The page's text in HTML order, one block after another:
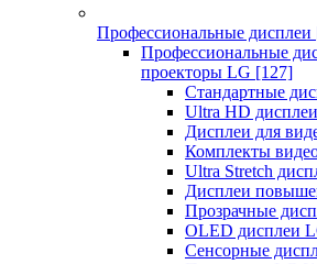
Профессиональные дисплеи
Профессиональные
проекторы LG [127]
Стандартные
Ultra HD
Дисплеи для
Комплекты
Ultra Stretch
Дисплеи
Прозрачные
OLED дисплеи
Сенсорные